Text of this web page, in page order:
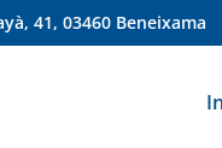
41, 03460 Beneixama